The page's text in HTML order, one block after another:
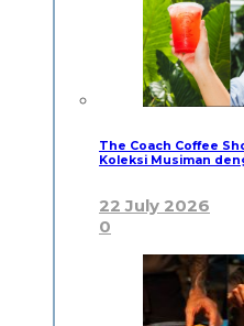
The Coach Coffee
Koleksi Musiman
22 July 2026
0